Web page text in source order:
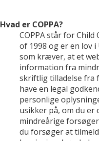
Hvad er COPPA?
COPPA står for
of 1998 og er en lov i
som kræver, at et
information fra
skriftlig tilladelse fra
have en legal
personlige
usikker på, om du
mindreårige
du forsøger at